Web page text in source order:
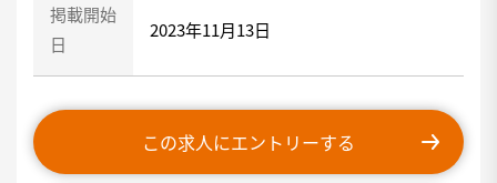
掲載開始
日
2023年11月13日
この求人にエントリーする